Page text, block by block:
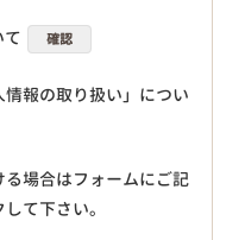
て 確認
情報の取り扱い」につい
場合はフォームにご記
て下さい。